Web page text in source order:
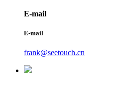
E-mail
E-mail
frank@seetouch.cn